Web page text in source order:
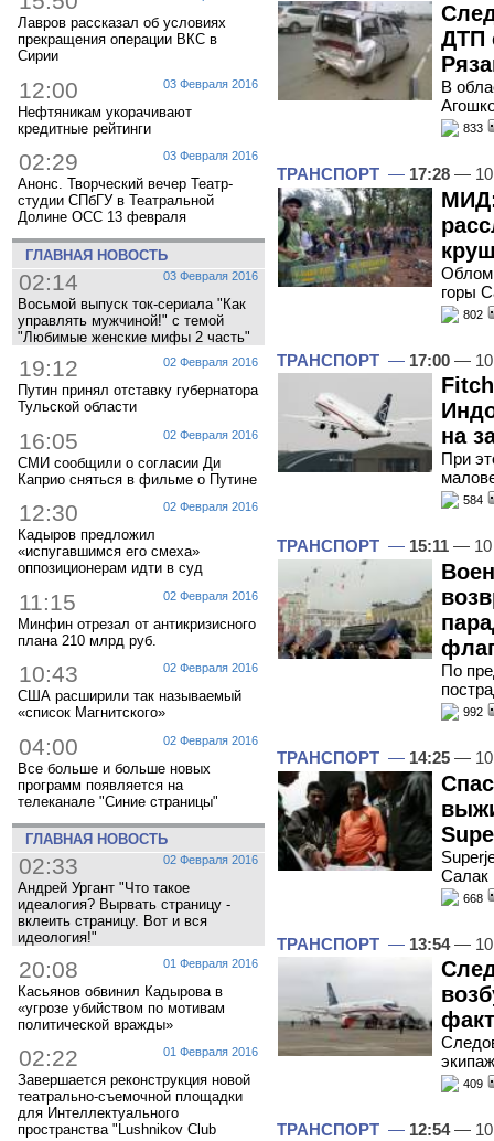
Лавров рассказал об условиях
прекращения операции ВКС в
Сирии
03 Февраля 2016
12:00
Нефтяникам укорачивают
кредитные рейтинги
03 Февраля 2016
02:29
Анонс. Творческий вечер Театр-
студии СПбГУ в Театральной
Долине ОСС 13 февраля
ГЛАВНАЯ НОВОСТЬ
03 Февраля 2016
02:14
Восьмой выпуск ток-сериала "Как
управлять мужчиной!" с темой
"Любимые женские мифы 2 часть"
02 Февраля 2016
19:12
Путин принял отставку губернатора
Тульской области
02 Февраля 2016
16:05
СМИ сообщили о согласии Ди
Каприо сняться в фильме о Путине
02 Февраля 2016
12:30
Кадыров предложил
«испугавшимся его смеха»
оппозиционерам идти в суд
02 Февраля 2016
11:15
Минфин отрезал от антикризисного
плана 210 млрд руб.
02 Февраля 2016
10:43
США расширили так называемый
«список Магнитского»
02 Февраля 2016
04:00
Все больше и больше новых
программ появляется на
телеканале "Синие страницы"
ГЛАВНАЯ НОВОСТЬ
02 Февраля 2016
02:33
Андрей Ургант "Что такое
идеалогия? Вырвать страницу -
вклеить страницу. Вот и вся
идеология!"
01 Февраля 2016
20:08
Касьянов обвинил Кадырова в
«угрозе убийством по мотивам
политической вражды»
01 Февраля 2016
02:22
Завершается реконструкция новой
театрально-съемочной площадки
для Интеллектуального
пространства "Lushnikov Club
ДТП
В
833
ТРАНСПОРТ — 17:28 —
МИД:
горы
802
ТРАНСПОРТ — 17:00 —
на
При
584
ТРАНСПОРТ — 15:11 — 10
По
992
ТРАНСПОРТ — 14:25 —
Салак
668
ТРАНСПОРТ — 13:54— 10
409
ТРАНСПОРТ — 12:54— 10